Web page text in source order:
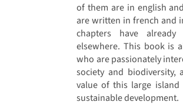
of them are in english
are written in french and
chapters have already
elsewhere. This book is
who are passionately
society and biodiversity,
value of this large
sustainable development.